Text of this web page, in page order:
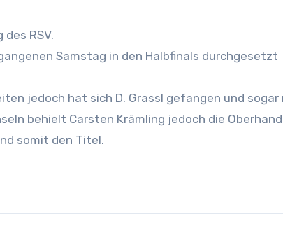
RSV.
Samstag in den Halbfinals durchgesetzt
jedoch hat sich D. Grassl gefangen und sogar
behielt Carsten Krämling jedoch die Oberhand
somit den Titel.